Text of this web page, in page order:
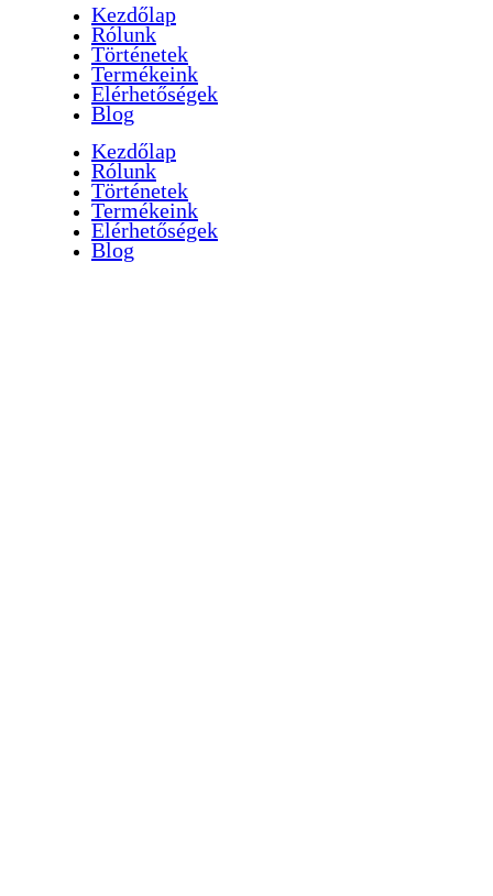
Kezdőlap
Rólunk
Történetek
Termékeink
Elérhetőségek
Blog
Kezdőlap
Rólunk
Történetek
Termékeink
Elérhetőségek
Blog